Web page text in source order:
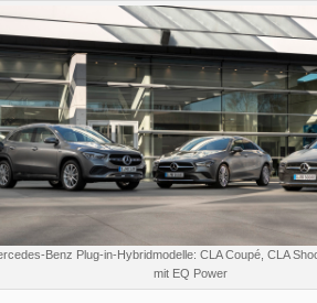
Benz Plug-in-Hybridmodelle: CLA Coupé, CLA
mit EQ Power